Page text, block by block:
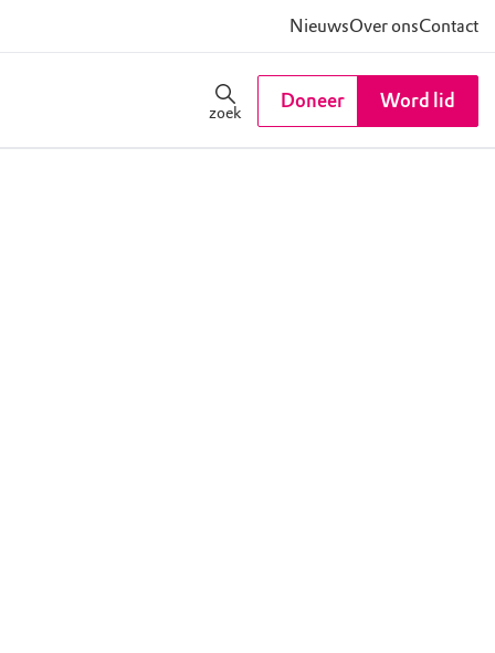
NieuwsOver onsContact
zoek
Doneer Word lid